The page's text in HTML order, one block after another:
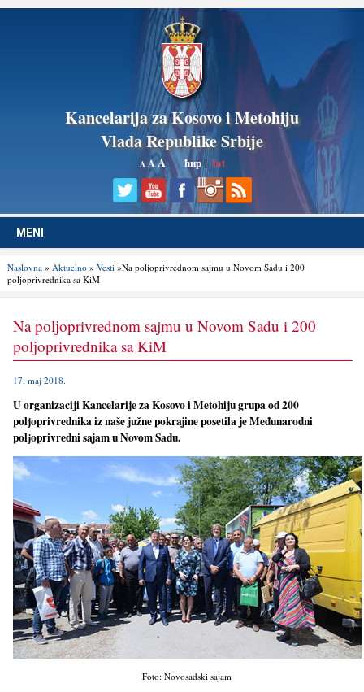
Kancelarija za Kosovo i Metohiju
Vlada Republike Srbije
A AA ћир|lat
MENI
Naslovna» Aktuelno» Vesti»Na polјoprivrednom sajmu u Novom Sadu i 200
polјoprivrednika sa KiM
Na polјoprivrednom sajmu u Novom Sadu i 200
polјoprivrednika sa KiM
17. maj 2018.
U organizaciji Kancelarije za Kosovo i Metohiju grupa od 200
polјoprivrednika iz naše južne pokrajine posetila je Međunarodni
polјoprivredni sajam u Novom Sadu.
Foto: Novosadski sajam